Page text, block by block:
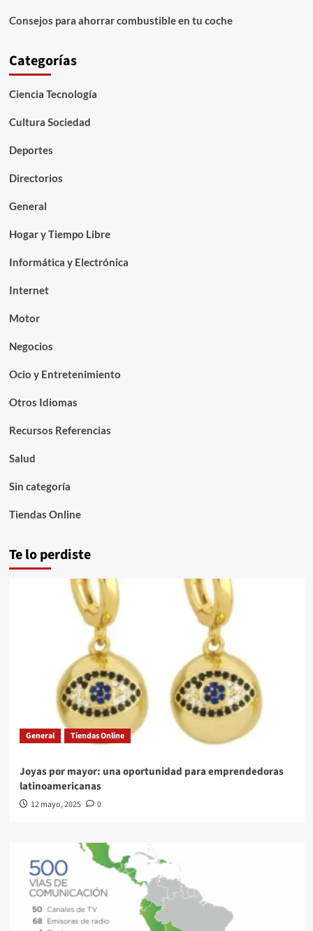
Consejos para ahorrar combustible en tu coche
Categorías
Ciencia Tecnología
Cultura Sociedad
Deportes
Directorios
General
Hogar y Tiempo Libre
Informática y Electrónica
Internet
Motor
Negocios
Ocio y Entretenimiento
Otros Idiomas
Recursos Referencias
Salud
Sin categoría
Tiendas Online
Te lo perdiste
General Tiendas Online
Joyas por mayor: una oportunidad para emprendedoras
latinoamericanas
12 mayo, 2025 0